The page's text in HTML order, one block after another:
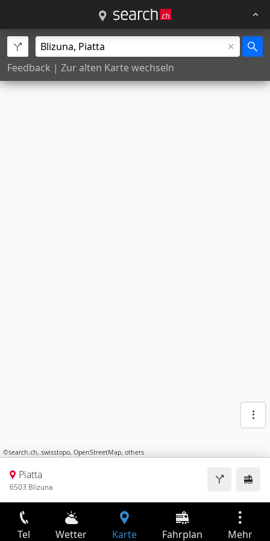
Feedback | Zur alten Karte wechseln
©search.ch, swisstopo, OpenStreetMap, others
Piatta
6503 Blizuna
Tel Wetter Karte Fahrplan Mehr